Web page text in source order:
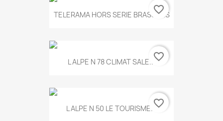
TELERAMA HORS SERIE BRASSENS
favorite_border
L ALPE N 78 CLIMAT SALE...favorite_border
L ALPE N 50 LE TOURISME...favorite_border